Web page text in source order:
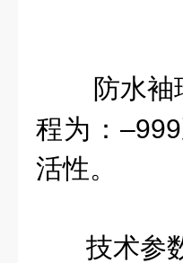
防水
程为：
活性。
技术参